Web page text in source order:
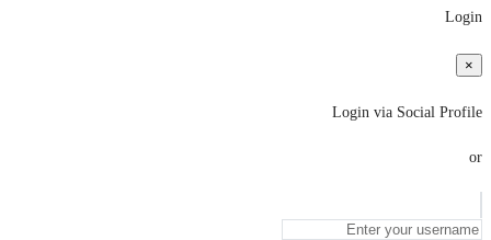
Login
×
Login via Social Profile
or